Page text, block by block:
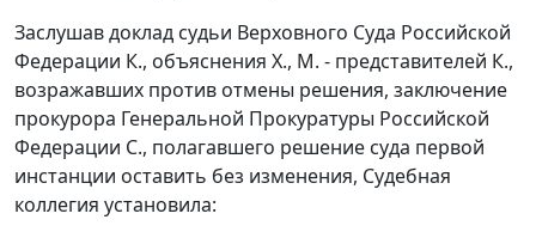
Заслушав доклад судьи Верховного Суда Российской
Федерации К., объяснения Х., М. - представителей К.,
возражавших против отмены решения, заключение
прокурора Генеральной Прокуратуры Российской
Федерации С., полагавшего решение суда первой
инстанции оставить без изменения, Судебная
коллегия установила: